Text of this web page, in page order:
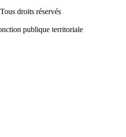
droits réservés
publique territoriale